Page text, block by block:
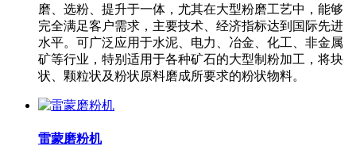
磨、选粉、提升于一体，尤其在大型粉磨工艺中，能够
完全满足客户需求，主要技术、经济指标达到国际先进
水平。可广泛应用于水泥、电力、冶金、化工、非金属
矿等行业，特别适用于各种矿石的大型制粉加工，将块
状、颗粒状及粉状原料磨成所要求的粉状物料。
雷蒙磨粉机